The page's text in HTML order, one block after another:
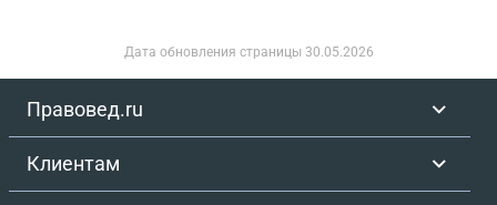
Дата обновления страницы 30.05.2026
Правовед.ru
Клиентам